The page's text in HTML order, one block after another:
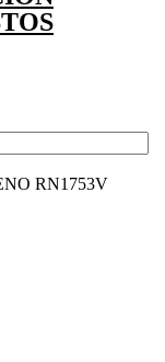
RN1753V